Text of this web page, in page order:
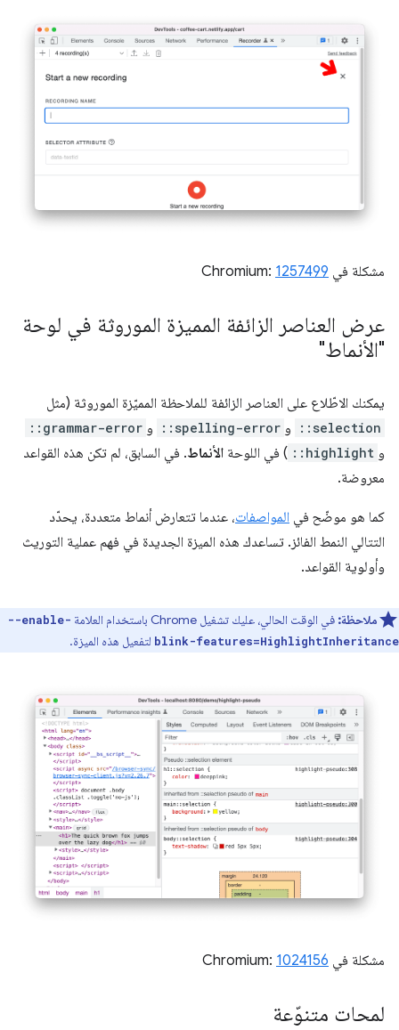
مشكلة في Chromium: 1257499
عرض العناصر الزائفة المميزة الموروثة في لوحة
"الأنماط"
يمكنك الاطّلاع على العناصر الزائفة للملاحظة المميّزة الموروثة (مثل
::selection و ::spelling-error و ::grammar-error
و ::highlight ) في اللوحة الأنماط. في السابق، لم تكن هذه القواعد
معروضة.
كما هو موضّح في المواصفات، عندما تتعارض أنماط متعددة، يحدّد
التتالي النمط الفائز. تساعدك هذه الميزة الجديدة في فهم عملية التوريث
وأولوية القواعد.
ملاحظة: في الوقت الحالي، عليك تشغيل Chrome باستخدام العلامة
--enable-
blink-features=HighlightInheritance لتفعيل هذه الميزة.
مشكلة في Chromium: 1024156
لمحات متنوّعة